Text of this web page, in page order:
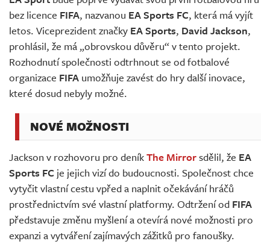
Živě
bez licence FIFA, nazvanou EA Sports FC, která má vyjít
letos. Viceprezident značky EA Sports, David Jackson,
prohlásil, že má „obrovskou důvěru“ v tento projekt.
Rozhodnutí společnosti odtrhnout se od fotbalové
organizace FIFA umožňuje zavést do hry další inovace,
které dosud nebyly možné.
NOVÉ MOŽNOSTI
Jackson v rozhovoru pro deníkThe Mirrorsdělil, že EA
Sports FC je jejich vizí do budoucnosti. Společnost chce
vytyčit vlastní cestu vpřed a naplnit očekávání hráčů
prostřednictvím své vlastní platformy. Odtržení od FIFA
představuje změnu myšlení a otevírá nové možnosti pro
expanzi a vytváření zajímavých zážitků pro fanoušky.